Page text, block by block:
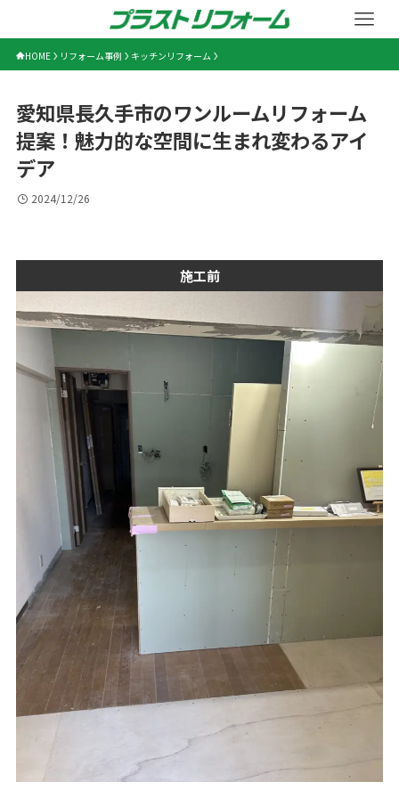
HOME リフォーム事例 キッチンリフォーム
愛知県長久手市のワンルームリフォーム
提案！魅力的な空間に生まれ変わるアイ
デア
2024/12/26
施工前